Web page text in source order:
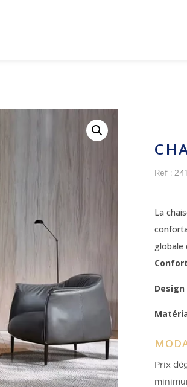
Ref :
La
globale
Prix